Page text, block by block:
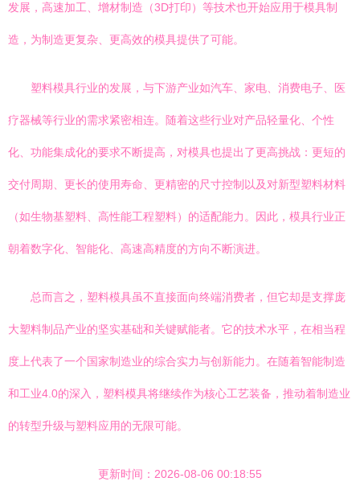
发展，高速加工、增材制造（3D打印）等技术也开始应用于模具制
造，为制造更复杂、更高效的模具提供了可能。
塑料模具行业的发展，与下游产业如汽车、家电、消费电子、医
疗器械等行业的需求紧密相连。随着这些行业对产品轻量化、个性
化、功能集成化的要求不断提高，对模具也提出了更高挑战：更短的
交付周期、更长的使用寿命、更精密的尺寸控制以及对新型塑料材料
（如生物基塑料、高性能工程塑料）的适配能力。因此，模具行业正
朝着数字化、智能化、高速高精度的方向不断演进。
总而言之，塑料模具虽不直接面向终端消费者，但它却是支撑庞
大塑料制品产业的坚实基础和关键赋能者。它的技术水平，在相当程
度上代表了一个国家制造业的综合实力与创新能力。在随着智能制造
和工业4.0的深入，塑料模具将继续作为核心工艺装备，推动着制造业
的转型升级与塑料应用的无限可能。
更新时间：2026-08-06 00:18:55